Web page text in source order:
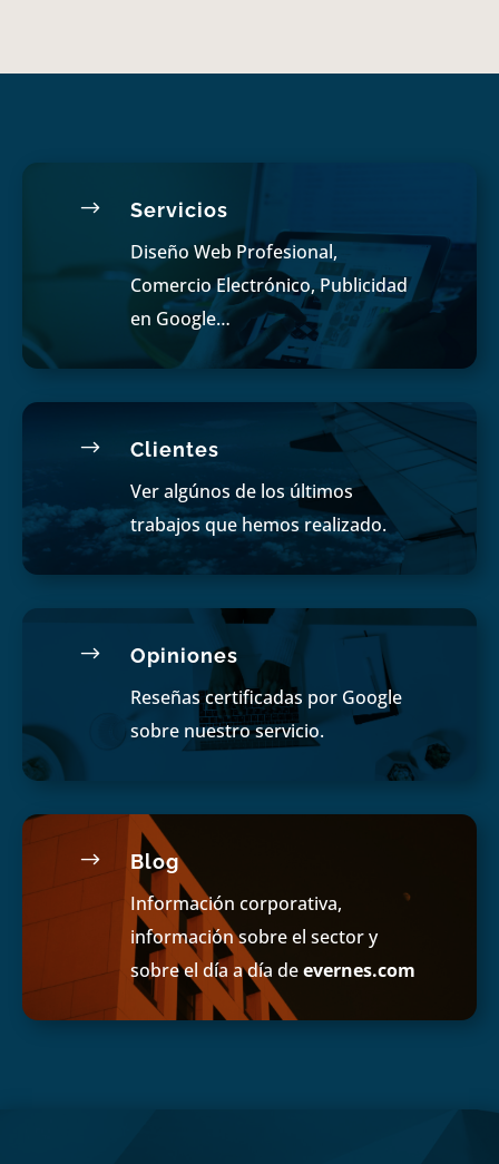
$ Servicios
Diseño Web Profesional,
Comercio Electrónico, Publicidad
en Google…
$ Clientes
Ver algúnos de los últimos
trabajos que hemos realizado.
$ Opiniones
Reseñas certificadas por Google
sobre nuestro servicio.
$ Blog
Información corporativa,
información sobre el sector y
sobre el día a día deevernes.com